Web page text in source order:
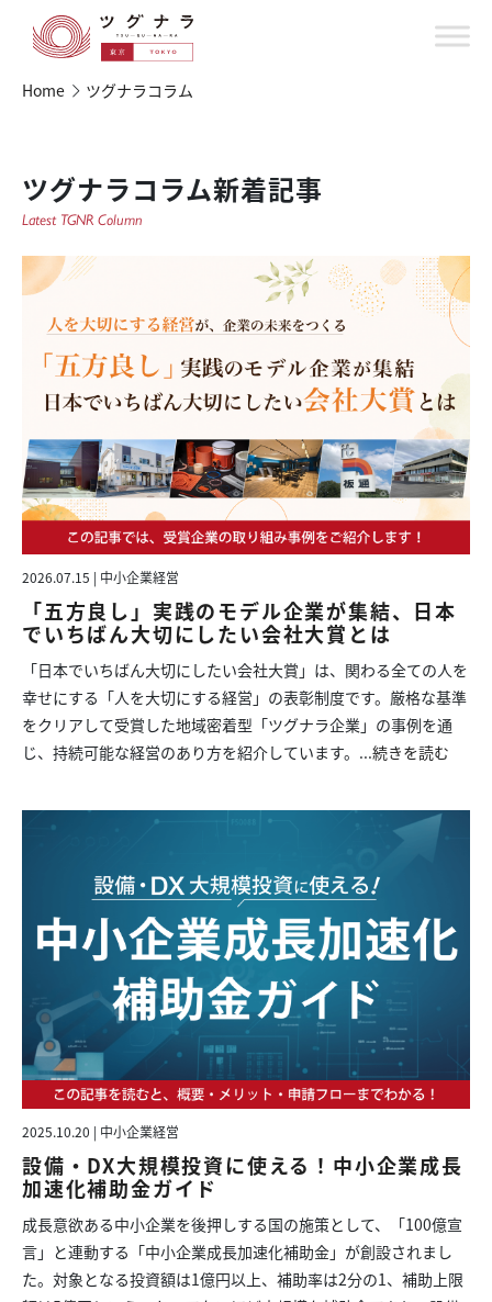
Home ツグナラコラム
ツグナラコラム新着記事
Latest TGNR Column
2026.07.15 | 中小企業経営
「五方良し」実践のモデル企業が集結、日本
でいちばん大切にしたい会社大賞とは
「日本でいちばん大切にしたい会社大賞」は、関わる全ての人を
幸せにする「人を大切にする経営」の表彰制度です。厳格な基準
をクリアして受賞した地域密着型「ツグナラ企業」の事例を通
じ、持続可能な経営のあり方を紹介しています。...続きを読む
2025.10.20 | 中小企業経営
設備・DX大規模投資に使える！中小企業成長
加速化補助金ガイド
成長意欲ある中小企業を後押しする国の施策として、「100億宣
言」と連動する「中小企業成長加速化補助金」が創設されまし
た。対象となる投資額は1億円以上、補助率は2分の1、補助上限